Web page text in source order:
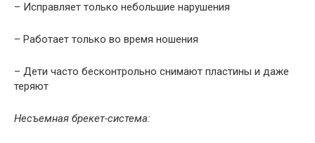
– Исправляет только небольшие нарушения
– Работает только во время ношения
– Дети часто бесконтрольно снимают пластины и даже
теряют
Несъемная брекет-система: